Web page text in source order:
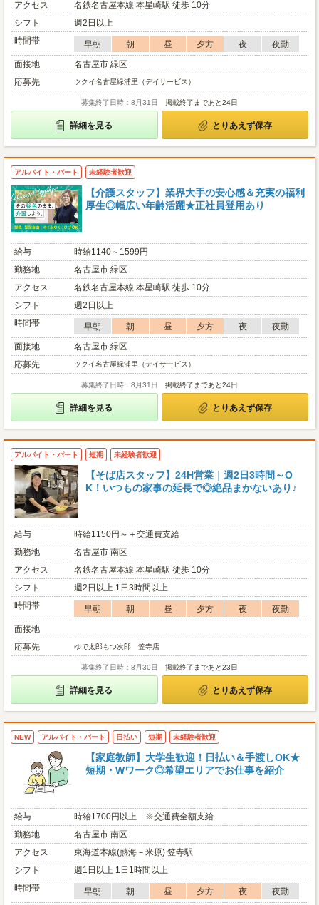
アクセス
名鉄名古屋本線 本星崎駅 徒歩 10分
シフト
週2日以上
時間帯
早朝 朝 昼 夕方 夜
夜勤
面接地
名古屋市 緑区
応募先
ツクイ名古屋緑浦里（デイサービス）
募集終了日時：8月31日 掲載終了まであと24日
詳細を見る とりあえず保存
アルバイト・パート 未経験者歓迎
【介護スタッフ】業界大手の安心感＆充実の福利
厚生◎幅広い年齢活躍★正社員登用あり
給与
時給1140～1599円
勤務地
名古屋市 緑区
アクセス
名鉄名古屋本線 本星崎駅 徒歩 10分
シフト
週2日以上
時間帯
早朝 朝 昼 夕方 夜
夜勤
面接地
名古屋市 緑区
応募先
ツクイ名古屋緑浦里（デイサービス）
募集終了日時：8月31日 掲載終了まであと24日
詳細を見る とりあえず保存
アルバイト・パート 短期 未経験者歓迎
【そば店スタッフ】24H営業｜週2日3時間～O
K！いつもの家事の延長で◎絶品まかないあり♪
給与
時給1150円～＋交通費支給
勤務地
名古屋市 南区
アクセス
名鉄名古屋本線 本星崎駅 徒歩 10分
シフト
週2日以上 1日3時間以上
時間帯
早朝 朝 昼 夕方 夜
夜勤
面接地
応募先
ゆで太郎もつ次郎 笠寺店
募集終了日時：8月30日 掲載終了まであと23日
詳細を見る とりあえず保存
NEW アルバイト・パート 日払い 短期 未経験者歓迎
【家庭教師】大学生歓迎！日払い＆手渡しOK★
短期・Wワーク◎希望エリアでお仕事を紹介
給与
時給1700円以上 ※交通費全額支給
勤務地
名古屋市 南区
アクセス
東海道本線(熱海－米原) 笠寺駅
シフト
週1日以上 1日1時間以上
時間帯
早朝 朝 昼 夕方 夜
夜勤